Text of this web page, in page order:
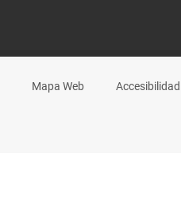
Mapa Web Accesibilidad